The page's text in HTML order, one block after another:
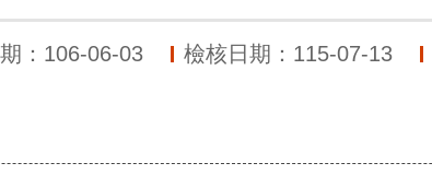
：106-06-03 檢核日期：115-07-13